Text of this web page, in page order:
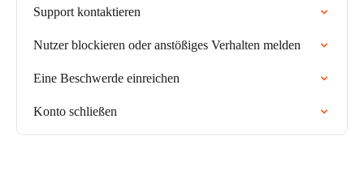
Support kontaktieren
Nutzer blockieren oder anstößiges Verhalten melden
Eine Beschwerde einreichen
Konto schließen